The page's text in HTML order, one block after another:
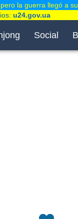
Social
la guerra llegó a su
u24.gov.ua